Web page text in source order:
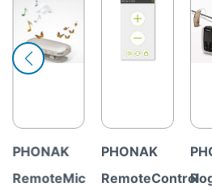
PHONAK
RemoteControl
PHONAK
Roger pour